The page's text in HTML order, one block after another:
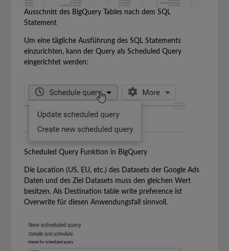
Ausschnitt des BigQuery Tables nach dem SQL
Statement
Um eine tägliche Ausführung des SQL Statements
einzurichten, kann der Query als Scheduled Query
eingerichtet werden:
Scheduled Query Funktion in BigQuery
Die Location (US, EU, etc.) des Datasets der Google Ads
Daten und des Ziel Datasets muss den gleichen Wert
besitzen. Als Destination table write preference ist
Overwrite für diesen Anwendungsfall sinnvoll.